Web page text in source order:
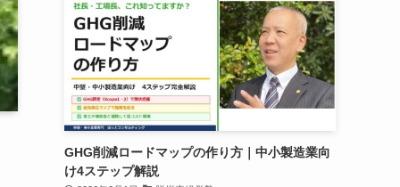
GHG削減ロードマップの作り方｜中小製造業向
け4ステップ解説